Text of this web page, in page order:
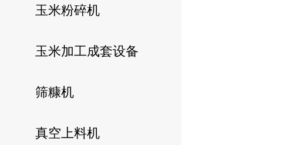
玉米粉碎机
玉米加工成套设备
筛糠机
真空上料机